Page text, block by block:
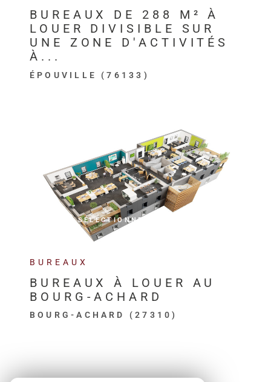
BUREAUX DE 288 M² À
LOUER DIVISIBLE SUR
UNE ZONE D'ACTIVITÉS
À...
ÉPOUVILLE (76133)
BUREAUX
BUREAUX À LOUER AU
BOURG-ACHARD
BOURG-ACHARD (27310)
SÉLECTIONNER
VOIR LE BIEN